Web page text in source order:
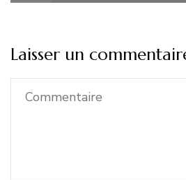
Laisser un